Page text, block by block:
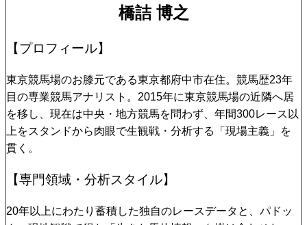
橋詰 博之
【プロフィール】
東京競馬場のお膝元である東京都府中市在住。競馬歴23年
目の専業競馬アナリスト。2015年に東京競馬場の近隣へ居
を移し、現在は中央・地方競馬を問わず、年間300レース以
上をスタンドから肉眼で生観戦・分析する「現場主義」を
貫く。
【専門領域・分析スタイル】
20年以上にわたり蓄積した独自のレースデータと、パドッ